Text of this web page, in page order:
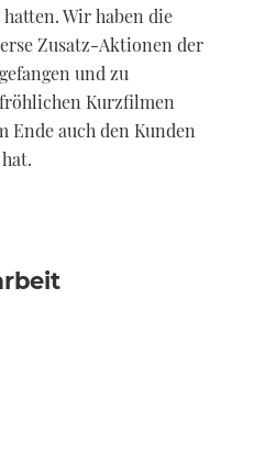
Wir haben die
Zusatz-Aktionen der
und zu
Kurzfilmen
Ende auch den Kunden